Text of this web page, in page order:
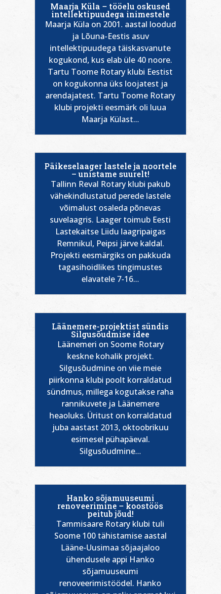
Maarja Küla – tööelu oskused
intellektipuudega inimestele
Maarja Küla on 2001. aastal loodud
ja Lõuna-Eestis asuv
intellektipuudega täiskasvanute
kogukond, kus elab üle 40 noore.
Tartu Toome Rotary klubi Eestist
on kogukonna üks loojatest ja
arendajatest. Tartu Toome Rotary
klubi projekti eesmärk oli luua
Maarja Külast...
Päikeselaager lastele ja noortele
– unistame suurelt!
Tallinn Reval Rotary klubi pakub
vähekindlustatud perede lastele
võimalust osaleda põnevas
suvelaagris. Laager toimub Eesti
Lastekaitse Liidu laagripaigas
Remnikul, Peipsi järve kaldal.
Projekti eesmärgiks on pakkuda
tagasihoidlikes tingimustes
elavatele 7-16...
Läänemere-projektist sündis
Silgusõudmise idee
Läänemeri on Soome Rotary
keskne kohalik projekt.
Silgusõudmine on viie meie
piirkonna klubi poolt korraldatud
sündmus, millega kogutakse raha
rannikuvete ja Läänemere
heaoluks. Üritust on korraldatud
juba aastast 2013, oktoobrikuu
esimesel pühapäeval.
Silgusõudmine...
Hanko sõjamuuseumi
renoveerimine – koostöös
peitub jõud!
Tammisaare Rotary klubi tuli
Soome 100 tähistamise aastal
Lääne-Uusimaa sõjaajaloo
ühendusele appi Hanko
sõjamuuseumi
renoveerimistöödel. Hanko